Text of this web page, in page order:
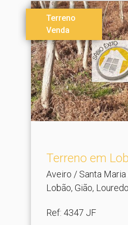
Terreno
Venda
Terreno em
Aveiro / Santa
Lobão, Gião,
Ref: 4347 JF